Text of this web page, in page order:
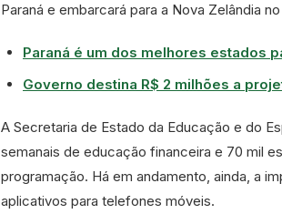
Paraná e embarcará para a Nova Zelândia
Paraná é um dos melhores estados
Governo destina R$ 2 milhões a
A Secretaria de Estado da Educação e do
semanais de educação financeira e 70 mil
programação. Há em andamento, ainda, a
aplicativos para telefones móveis.